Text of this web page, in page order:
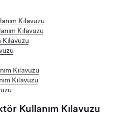
Kılavuzu
Kılavuzu
Kılavuzu
Kılavuzu
Kullanım Kılavuzu